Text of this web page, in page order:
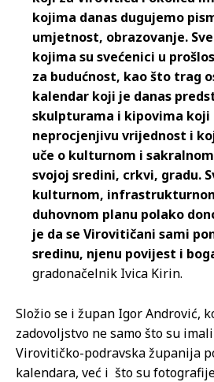
kojima danas dugujemo
umjetnost, obrazovanje.
kojima su svećenici u
za budućnost, kao što trag
kalendar koji je danas
skulpturama i kipovima koji
neprocjenjivu vrijednost i
uče o kulturnom i
svojoj sredini, crkvi, gradu.
kulturnom,
duhovnom planu polako
je da se Virovitičani sami
sredinu, njenu povijest i
gradonačelnik Ivica Kirin.
Složio se i župan Igor Andrović,
zadovoljstvo ne samo što su
Virovitičko-podravska županija
kalendara, već i što su